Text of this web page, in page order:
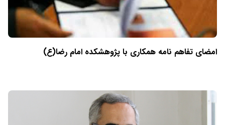
امضای تفاهم نامه همکاری با پژوهشکده امام رضا(ع)